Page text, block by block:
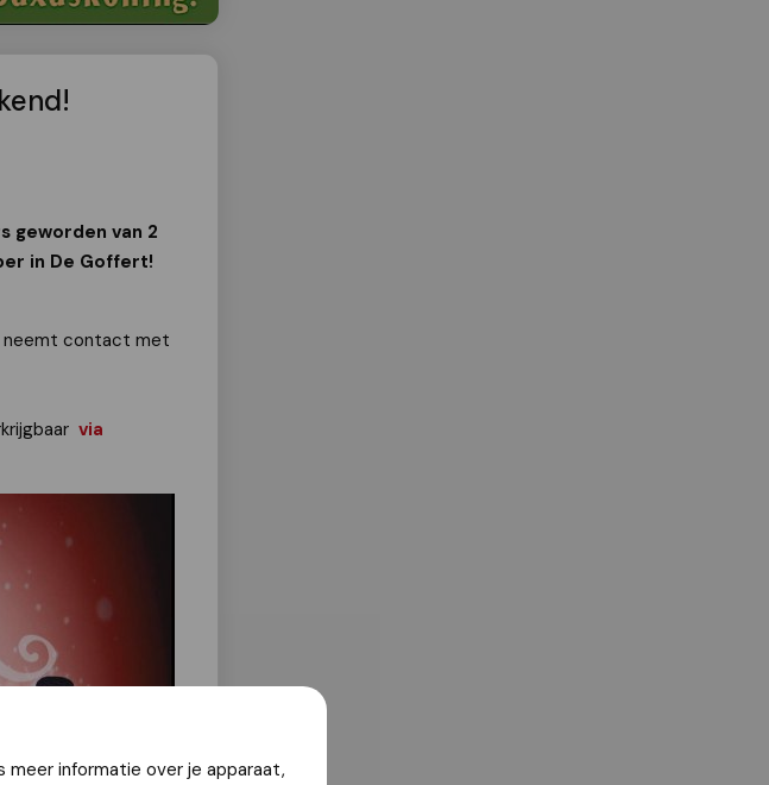
meer informatie over je apparaat,
geworden van 2
in De Goffert!
neemt contact met
via